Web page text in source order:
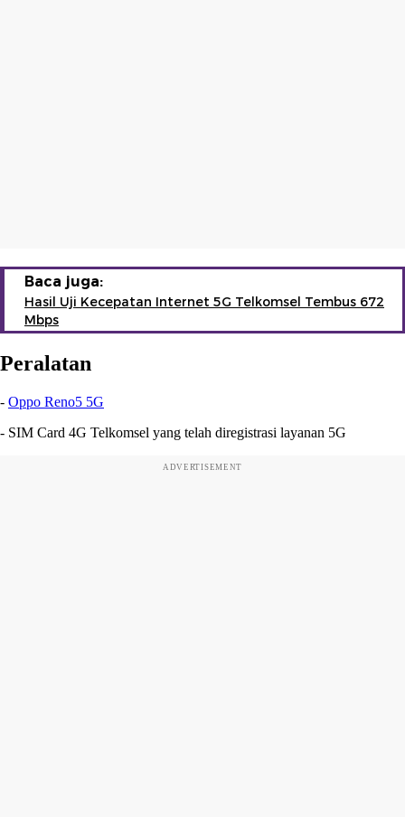
Baca juga:
Hasil Uji Kecepatan Internet 5G Telkomsel Tembus 672
Mbps
Peralatan
- Oppo Reno5 5G
- SIM Card 4G Telkomsel yang telah diregistrasi layanan 5G
ADVERTISEMENT